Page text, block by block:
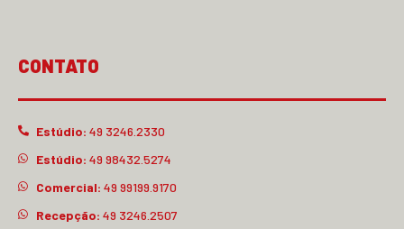
CONTATO
Estúdio: 49 3246.2330
Estúdio: 49 98432.5274
Comercial: 49 99199.9170
Recepção: 49 3246.2507